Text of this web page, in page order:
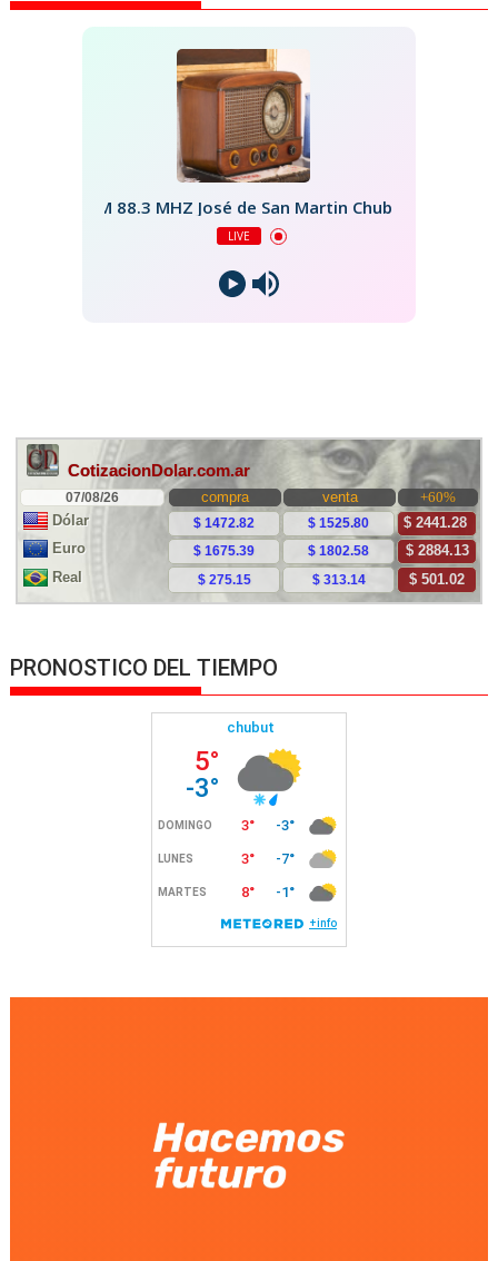
FM 88.3 MHZ José de San Martin Chubut
LIVE
PRONOSTICO DEL TIEMPO